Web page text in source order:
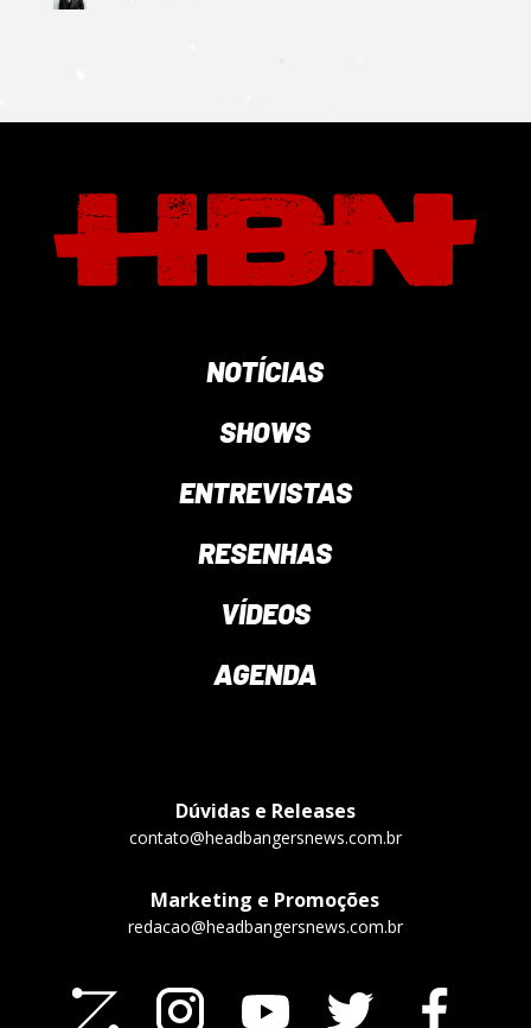
NOTÍCIAS
SHOWS
ENTREVISTAS
RESENHAS
VÍDEOS
AGENDA
Dúvidas e Releases
contato@headbangersnews.com.br
Marketing e Promoções
redacao@headbangersnews.com.br